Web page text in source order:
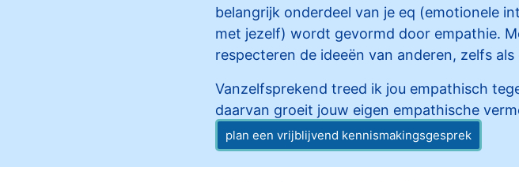
belangrijk onderdeel van je eq (emotionele
met jezelf) wordt gevormd door empathie.
respecteren de ideeën van anderen, zelfs
Vanzelfsprekend treed ik jou empathisch
daarvan groeit jouw eigen empathische
plan een vrijblijvend kennismakingsgesprek